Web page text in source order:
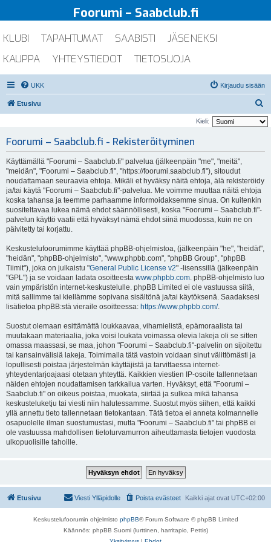
Foorumi – Saabclub.fi
KLUBI TAPAHTUMAT SAABISTI
JÄSENEKSI
KAUPPA
YHTEYSTIEDOT TIETOSUOJA
UKK Kirjaudu sisään
Etusivu
t
Kieli:
Foorumi – Saabclub.fi - Rekisteröityminen
Käyttämällä "Foorumi – Saabclub.fi" palvelua (jälkeenpäin "me", "meitä",
"meidän", "Foorumi – Saabclub.fi", "https://foorumi.saabclub.fi"), sitoudut
noudattamaan seuraavia ehtoja. Mikäli et hyväksy näitä ehtoja, älä rekisteröidy
ja/tai käytä "Foorumi – Saabclub.fi"-palvelua. Me voimme muuttaa näitä ehtoja
koska tahansa ja teemme parhaamme informoidaksemme sinua. On kuitenkin
suositeltavaa lukea nämä ehdot säännöllisesti, koska "Foorumi – Saabclub.fi"-
palvelun käyttö vaatii että hyväksyt nämä ehdot siinä muodossa, kuin ne on
päivitetty tai korjattu.
Keskustelufoorumimme käyttää phpBB-ohjelmistoa, (jälkeenpäin "he", "heidät",
"heidän", "phpBB-ohjelmisto", "www.phpbb.com", "phpBB Group", "phpBB
Tiimit"), joka on julkaistu "General Public License v2" -lisenssillä (jälkeenpäin
"GPL") ja se voidaan ladata osoitteesta www.phpbb.com. phpBB-ohjelmisto luo
vain ympäristön internet-keskustelulle. phpBB Limited ei ole vastuussa siitä,
mitä sallimme tai kiellämme sopivana sisältönä ja/tai käytöksenä. Saadaksesi
lisätietoa phpBB:stä vieraile osoitteessa: https://www.phpbb.com/.
Suostut olemaan esittämättä loukkaavaa, vihamielistä, epämoraalista tai
muutakaan materiaalia, joka voisi loukata voimassa olevia lakeja oli se sitten
omassa maassasi, se maa, johon "Foorumi – Saabclub.fi"-palvelin on sijoitettu
tai kansainvälisiä lakeja. Toimimalla tätä vastoin voidaan sinut välittömästi ja
lopullisesti poistaa järjestelmän käyttäjistä ja tarvittaessa internet-
yhteydentarjoajaasi otetaan yhteyttä. Kaikkien viestien IP-osoite tallennetaan
näiden ehtojen noudattamisen tarkkailua varten. Hyväksyt, että "Foorumi –
Saabclub.fi" on oikeus poistaa, muokata, siirtää ja sulkea mikä tahansa
keskusteluketju tai viesti niin halutessamme. Suostut myös siihen, että kaikki
yllä annettu tieto tallennetaan tietokantaan. Tätä tietoa ei anneta kolmannelle
osapuolelle ilman suostumustasi, mutta "Foorumi – Saabclub.fi" tai phpBB ei
ole vastuussa mahdollisen tietoturvamurron aiheuttamasta tietojen vuodosta
ulkopuolisille tahoille.
Etusivu Kaikki ajat ovat UTC+02:00
Poista evästeet
Viesti Ylläpidolle
Keskustelufoorumin ohjelmisto phpBB® Forum Software © phpBB Limited
Käännös: phpBB Suomi (lurttinen, harritapio, Pettis)